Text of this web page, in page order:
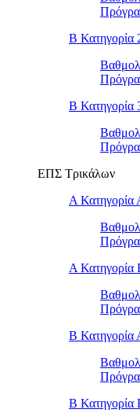
Β Κατηγορία
Β Κατηγορία
ΕΠΣ Τρικάλων
Α Κατηγορία
Α Κατηγορία
Β Κατηγορία
Β Κατηγορία